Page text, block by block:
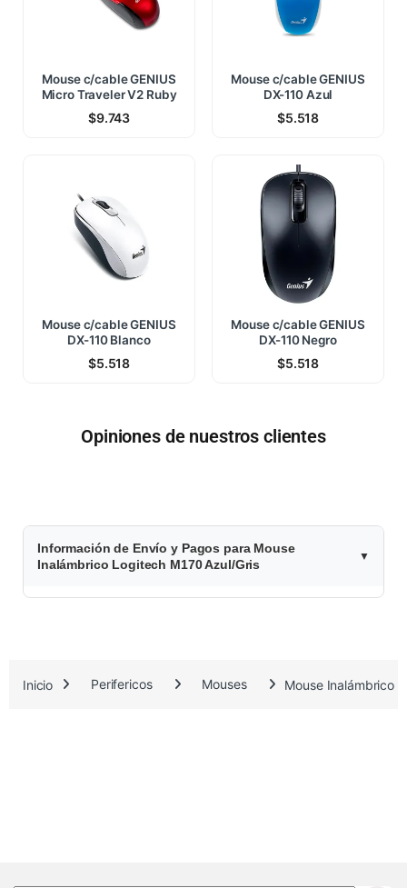
Mouse c/cable GENIUS
Micro Traveler V2 Ruby
$9.743
Mouse c/cable GENIUS
DX-110 Azul
$5.518
Mouse c/cable GENIUS
DX-110 Blanco
$5.518
Mouse c/cable GENIUS
DX-110 Negro
$5.518
Opiniones de nuestros clientes
$
1
3
6
Información de Envío y Pagos para Mouse
Inalámbrico Logitech M170 Azul/Gris
Inicio Perifericos Mouses Mouse Inalámbrico